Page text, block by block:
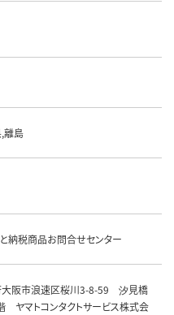
離島
納税商品お問合せセンター
大阪市浪速区桜川3-8-59 汐見橋
ヤマトコンタクトサービス株式会